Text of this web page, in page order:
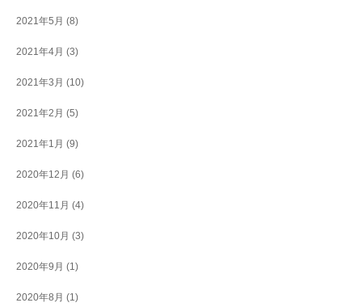
2021年5月 (8)
2021年4月 (3)
2021年3月 (10)
2021年2月 (5)
2021年1月 (9)
2020年12月 (6)
2020年11月 (4)
2020年10月 (3)
2020年9月 (1)
2020年8月 (1)